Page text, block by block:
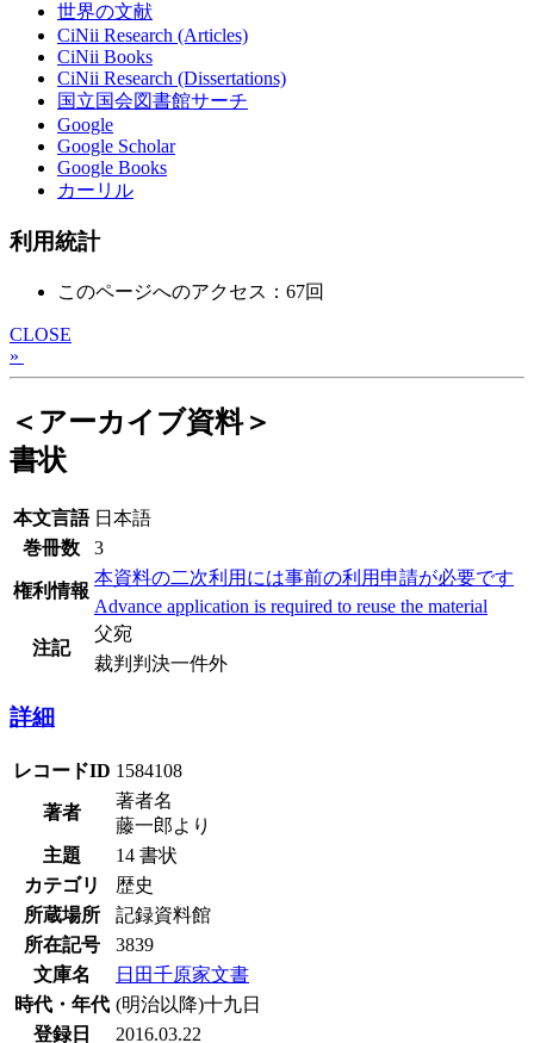
世界の文献
CiNii Research (Articles)
CiNii Books
CiNii Research (Dissertations)
国立国会図書館サーチ
Google
Google Scholar
Google Books
カーリル
利用統計
このページへのアクセス：67回
CLOSE
»
＜アーカイブ資料＞
書状
本文言語 日本語
巻冊数
3
権利情報
本資料の二次利用には事前の利用申請が必要です
Advance application is required to reuse the material
注記
父宛
裁判判決一件外
詳細
レコードID 1584108
著者
著者名
藤一郎より
主題
14 書状
カテゴリ
歴史
所蔵場所
記録資料館
所在記号
3839
文庫名
日田千原家文書
時代・年代 (明治以降)十九日
登録日
2016.03.22